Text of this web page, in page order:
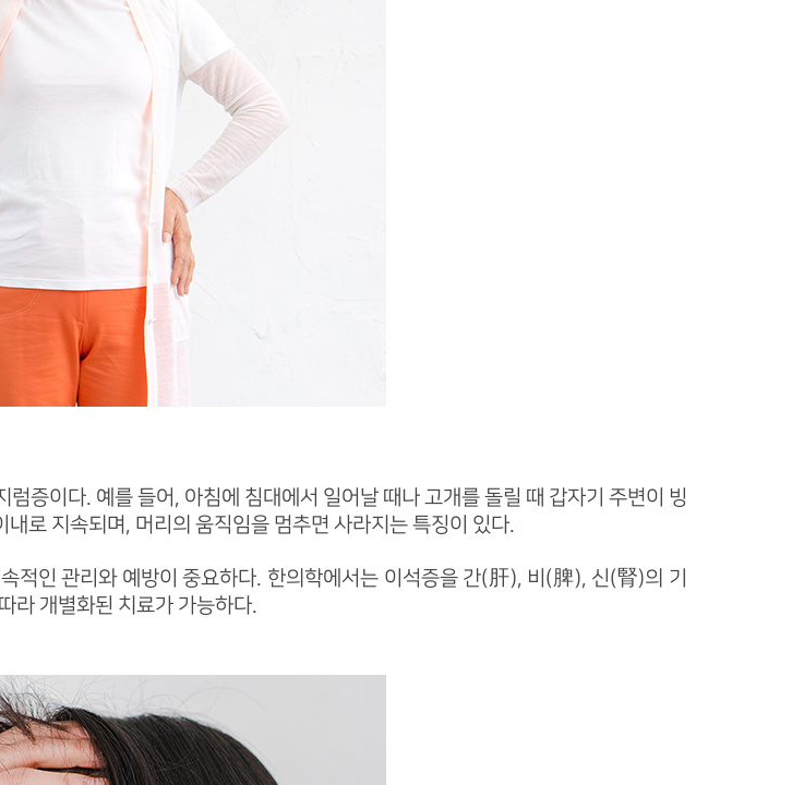
증이다. 예를 들어, 아침에 침대에서 일어날 때나 고개를 돌릴 때 갑자기 주변이 빙
로 지속되며, 머리의 움직임을 멈추면 사라지는 특징이 있다.
적인 관리와 예방이 중요하다. 한의학에서는 이석증을 간(肝), 비(脾), 신(腎)의 기
라 개별화된 치료가 가능하다.